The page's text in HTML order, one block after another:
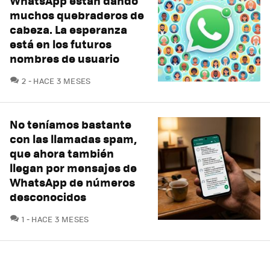
muchos quebraderos de
cabeza. La esperanza
está en los futuros
nombres de usuario
2 COMENTARIOS
HACE 3 MESES
No teníamos bastante
con las llamadas spam,
que ahora también
llegan por mensajes de
WhatsApp de números
desconocidos
1 COMENTARIOS
HACE 3 MESES